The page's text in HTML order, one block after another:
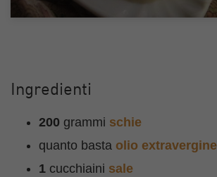
Ingredienti
200 grammi schie
quanto basta olio
1 cucchiaini sale